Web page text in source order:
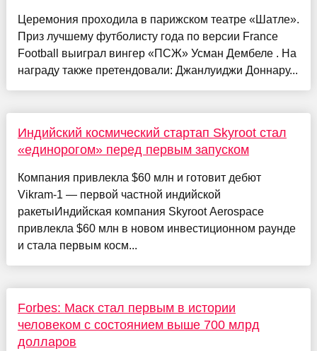
Церемония проходила в парижском театре «Шатле».
Приз лучшему футболисту года по версии France
Football выиграл вингер «ПСЖ» Усман Дембеле . На
награду также претендовали: Джанлуиджи Доннару...
Индийский космический стартап Skyroot стал
«единорогом» перед первым запуском
Компания привлекла $60 млн и готовит дебют
Vikram-1 — первой частной индийской
ракетыИндийская компания Skyroot Aerospace
привлекла $60 млн в новом инвестиционном раунде
и стала первым косм...
Forbes: Маск стал первым в истории
человеком с состоянием выше 700 млрд
долларов